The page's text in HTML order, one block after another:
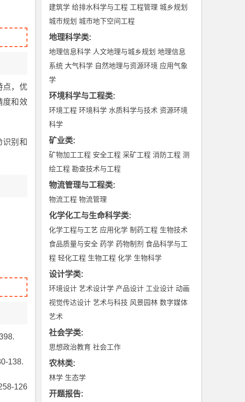
点，优
度和效
识别和
138.
126
建筑学 给排水科学与工程 工程管理 城乡规划
城市规划 城市地下空间工程
地理科学类:
地理信息科学 人文地理与城乡规划 地理信息
系统 大气科学 自然地理与资源环境 应用气象
学
环境科学与工程类:
环境工程 环境科学 水质科学与技术 资源环境
科学
矿业类:
矿物加工工程 安全工程 采矿工程 消防工程 测
绘工程 勘查技术与工程
物流管理与工程类:
物流工程 物流管理
化学化工与生命科学类:
化学工程与工艺 应用化学 制药工程 生物技术
食品质量与安全 药学 药物制剂 食品科学与工
程 轻化工程 生物工程 化学 生物科学
设计学类:
环境设计 艺术设计学 产品设计 工业设计 动画
视觉传达设计 艺术与科技 风景园林 数字媒体
艺术
社会学类:
思想政治教育 社会工作
农林类:
林学 生态学
开题报告: